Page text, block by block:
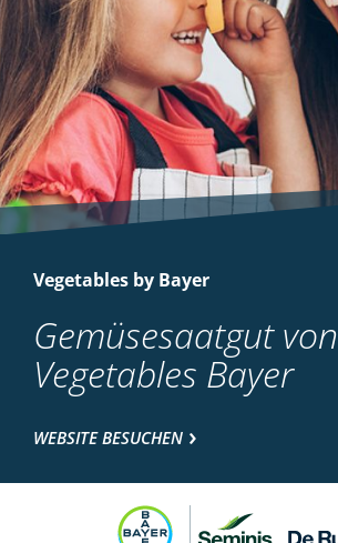
Vegetables by Bayer
Gemüsesaatgut von
Vegetables Bayer
WEBSITE BESUCHEN